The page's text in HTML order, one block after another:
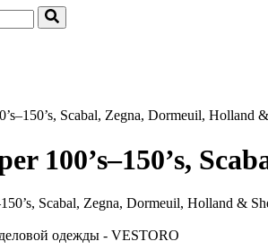
Scabal, Zegna, Dormeuil, Holland
100’s–150’s,